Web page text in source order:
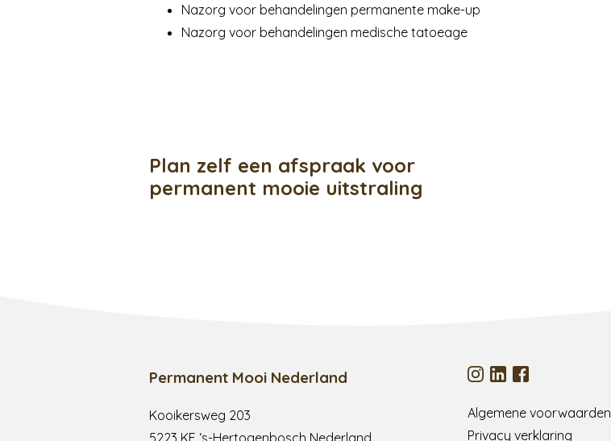
Nazorg voor behandelingen permanente make-up
Nazorg voor behandelingen medische tatoeage
Plan zelf een afspraak voor
permanent mooie uitstraling
Permanent Mooi Nederland
Kooikersweg 203
5223 KE ‘s-Hertogenbosch Nederland
Algemene voorwaarden
Privacy verklaring